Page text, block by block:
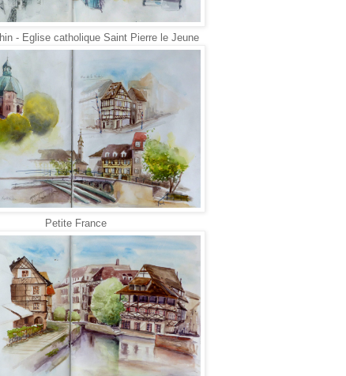
- Eglise catholique Saint Pierre le Jeune
Petite France